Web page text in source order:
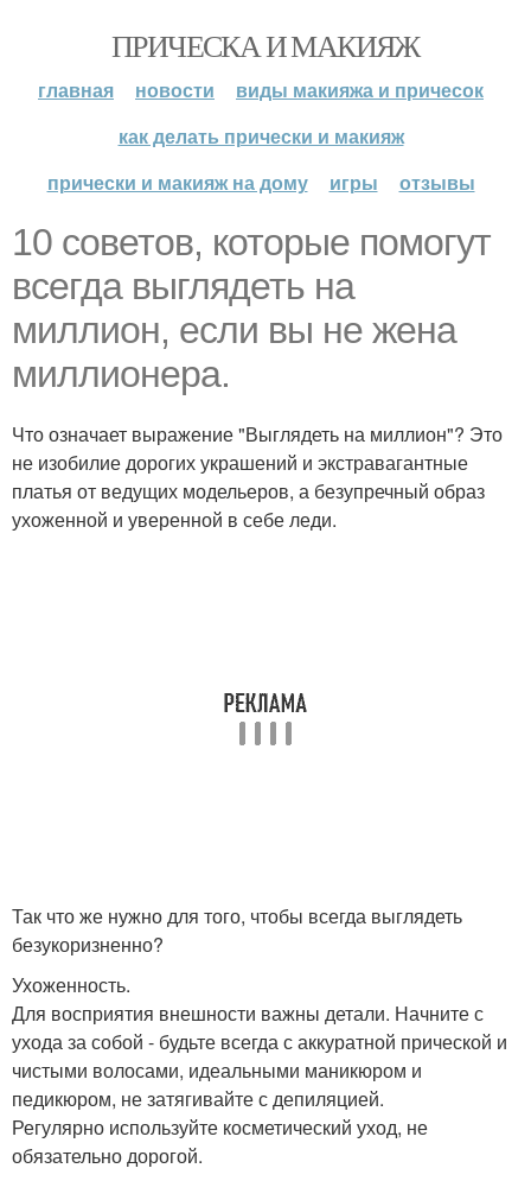
ПРИЧЕСКА И МАКИЯЖ
главная новости
виды макияжа и причесок
как делать прически и макияж
прически и макияж на дому
игры отзывы
10 советов, которые помогут
всегда выглядеть на
миллион, если вы не жена
миллионера.
Что означает выражение "Выглядеть на миллион"? Это
не изобилие дорогих украшений и экстравагантные
платья от ведущих модельеров, а безупречный образ
ухоженной и уверенной в себе леди.
Так что же нужно для того, чтобы всегда выглядеть
безукоризненно?
Ухоженность.
Для восприятия внешности важны детали. Начните с
ухода за собой - будьте всегда с аккуратной прической и
чистыми волосами, идеальными маникюром и
педикюром, не затягивайте с депиляцией.
Регулярно используйте косметический уход, не
обязательно дорогой.